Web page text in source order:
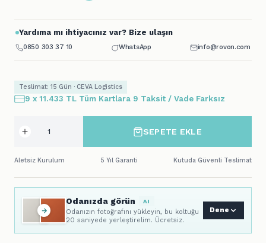
Yardıma mı ihtiyacınız var? Bize ulaşın
0850 303 37 10 WhatsApp info@rovon.com
Teslimat: 15 Gün · CEVA Logistics
9 x 11.433 TL Tüm Kartlara 9 Taksit / Vade Farksız
SEPETE EKLE
Aletsiz Kurulum 5 Yıl Garanti Kutuda Güvenli Teslimat
Odanızda görün AI
Odanızın fotoğrafını yükleyin, bu koltuğu
20 saniyede yerleştirelim. Ücretsiz.
Dene